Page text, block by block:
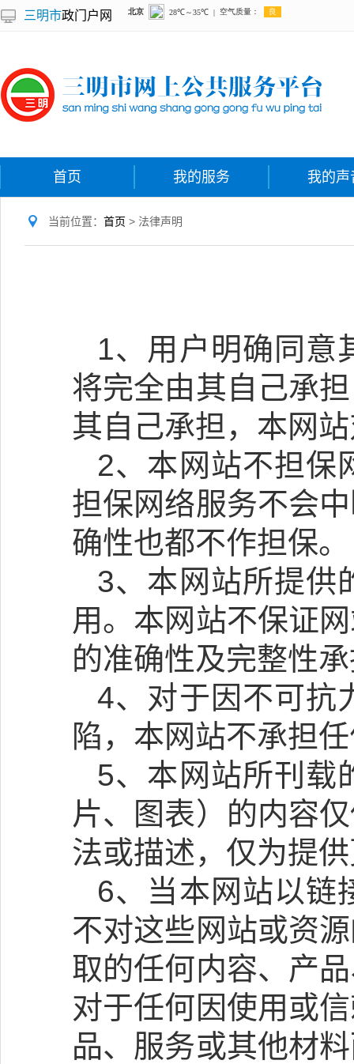
三明市政门户网
首页 我的服务 我的声
当前位置： 首页 > 法律声明
1、用户明确同意
将完全由其自己承
其自己承担，本网
2、本网站不担保
担保网络服务不会
确性也都不作担保。
3、本网站所提供
用。本网站不保证
的准确性及完整性
4、对于因不可抗
陷，本网站不承担
5、本网站所刊载
片、图表）的内容
法或描述，仅为提
6、当本网站以链
不对这些网站或资
取的任何内容、产
对于任何因使用或
品、服务或其他材